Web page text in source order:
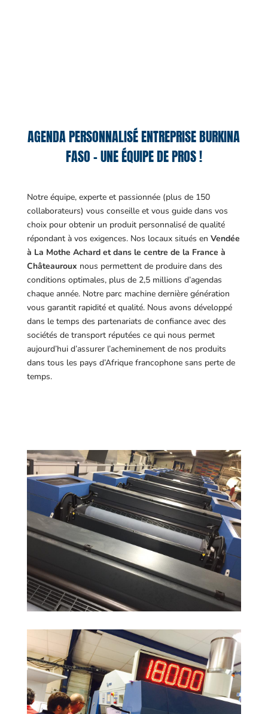
AGENDA PERSONNALISÉ ENTREPRISE BURKINA
FASO – UNE ÉQUIPE DE PROS !
Notre équipe, experte et passionnée (plus de 150
collaborateurs) vous conseille et vous guide dans vos
choix pour obtenir un produit personnalisé de qualité
répondant à vos exigences. Nos locaux situés en Vendée
à La Mothe Achard et dans le centre de la France à
Châteauroux nous permettent de produire dans des
conditions optimales, plus de 2,5 millions d’agendas
chaque année. Notre parc machine dernière génération
vous garantit rapidité et qualité. Nous avons développé
dans le temps des partenariats de confiance avec des
sociétés de transport réputées ce qui nous permet
aujourd’hui d’assurer l’acheminement de nos produits
dans tous les pays d’Afrique francophone sans perte de
temps.